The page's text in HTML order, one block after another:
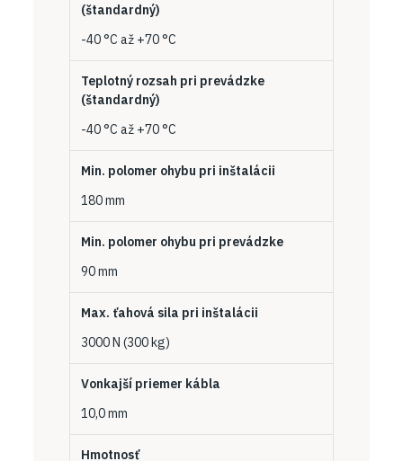
(štandardný)
-40 °C až +70 °C
Teplotný rozsah pri prevádzke
(štandardný)
-40 °C až +70 °C
Min. polomer ohybu pri inštalácii
180 mm
Min. polomer ohybu pri prevádzke
90 mm
Max. ťahová sila pri inštalácii
3000 N (300 kg)
Vonkajší priemer kábla
10,0 mm
Hmotnosť